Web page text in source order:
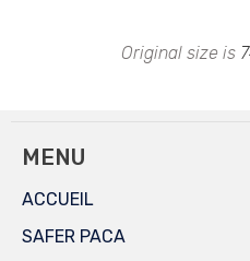
Original size is
MENU
ACCUEIL
SAFER PACA